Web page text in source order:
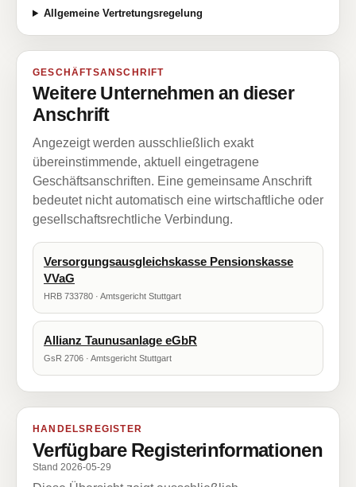
Allgemeine Vertretungsregelung
GESCHÄFTSANSCHRIFT
Weitere Unternehmen an dieser
Anschrift
Angezeigt werden ausschließlich exakt
übereinstimmende, aktuell eingetragene
Geschäftsanschriften. Eine gemeinsame Anschrift
bedeutet nicht automatisch eine wirtschaftliche oder
gesellschaftsrechtliche Verbindung.
Versorgungsausgleichskasse Pensionskasse
VVaG
HRB 733780 · Amtsgericht Stuttgart
Allianz Taunusanlage eGbR
GsR 2706 · Amtsgericht Stuttgart
HANDELSREGISTER
Verfügbare Registerinformationen
Stand 2026-05-29